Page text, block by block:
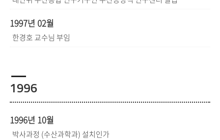
1997년 02월
한경호 교수님 부임
1996
1996년 10월
박사과정 (수산과학과) 설치인가